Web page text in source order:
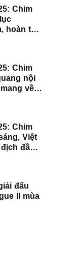
Chim
hoàn tất
Chim
nội
về
Chim
Việt
đầu
đấu
II mùa